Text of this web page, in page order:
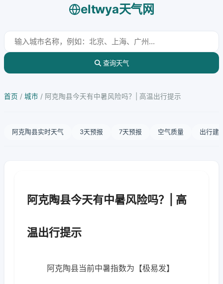
eltwya天气网
查询天气
首页 / 城市 / 阿克陶县今天有中暑风险吗？| 高温出行提示
阿克陶县实时天气 3天预报 7天预报 空气质量 出行建
阿克陶县今天有中暑风险吗？| 高
温出行提示
阿克陶县当前中暑指数为【极易发】